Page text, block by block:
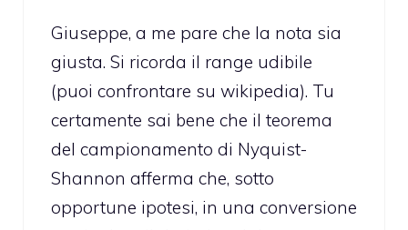
Giuseppe, a me pare che la nota sia
giusta. Si ricorda il range udibile
(puoi confrontare su wikipedia). Tu
certamente sai bene che il teorema
del campionamento di Nyquist-
Shannon afferma che, sotto
opportune ipotesi, in una conversione